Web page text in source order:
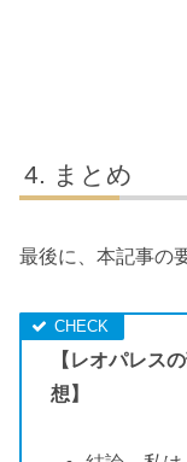
まとめ
最後に、本記事の
【レオパレス
想】